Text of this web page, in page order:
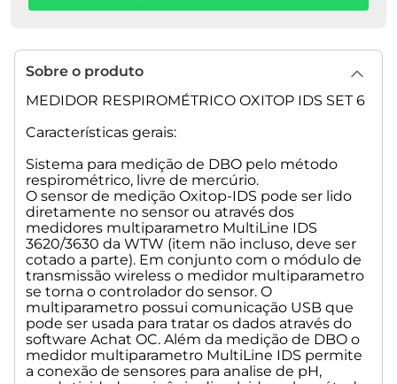
hora até que uma temperatura constante seja alcançada,
que estiverem entre 15°C e 20 ° C podem ser iniciadas
imediatamente, pois a medição de DBO não será iniciada
até que uma temperatura estável de 20 ° C seja atingida.
• Registro de dados: É realizado a medição automática com
armazenamento diário do valor medido por até 180 dias,
isso facilita a medição sem supervisão, por exemplo nos
finais de semana.
• Valor Atual: O equipamento indica o valor medido atual.
O sensor Oxitop-IDS indica quando a medição do dia está
livre (não aconteceu medição), quando as baterias
estiverem fracas, quando o valor medido está abaixo da faixa
de medição e quando o valor medido está acima da faixa de
medição.
Não existe a necessidade de converter dados – O volume da
amostra é inserido diretamente no sensor Oxitop-IDS ou
Sobre o produto
MEDIDOR RESPIROMÉTRICO OXITOP IDS SET 6
Características gerais:
Sistema para medição de DBO pelo método
respirométrico, livre de mercúrio.
O sensor de medição Oxitop-IDS pode ser lido
diretamente no sensor ou através dos
medidores multiparametro MultiLine IDS
3620/3630 da WTW (item não incluso, deve ser
cotado a parte). Em conjunto com o módulo de
transmissão wireless o medidor multiparametro
se torna o controlador do sensor. O
multiparametro possui comunicação USB que
pode ser usada para tratar os dados através do
software Achat OC. Além da medição de DBO o
medidor multiparametro MultiLine IDS permite
a conexão de sensores para analise de pH,